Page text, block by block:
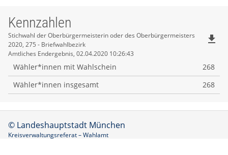
Kennzahlen
Kennzahlen
Stichwahl der Oberbürgermeisterin oder des Oberbürgermeisters
2020, 275 - Briefwahlbezirk
Amtliches Endergebnis, 02.04.2020 10:26:43
file_download
Wähler*innen mit Wahlschein
268
Wähler*innen insgesamt
268
© Landeshauptstadt München
Kreisverwaltungsreferat – Wahlamt